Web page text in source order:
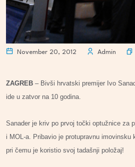
November 20, 2012 Admin
ZAGREB – Bivši hrvatski premijer Ivo
ide u zatvor na 10 godina.
Sanader je kriv po prvoj točki optužnice za
i MOL-a. Pribavio je protupravnu imovinsku
pri čemu je koristio svoj tadašnji položaj!